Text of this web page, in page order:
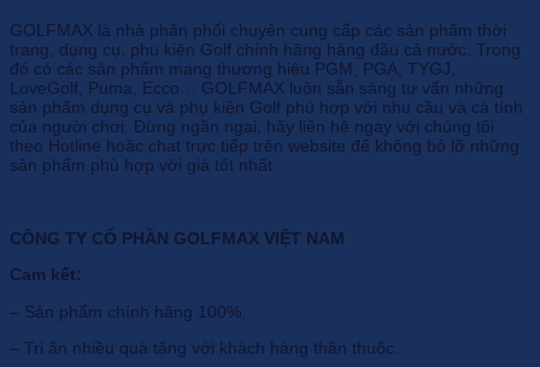
GOLFMAX là nhà phân phối chuyên cung cấp các sản phẩm thời
trang, dụng cụ, phụ kiện Golf chính hãng hàng đầu cả nước. Trong
đó có các sản phẩm mang thương hiệu PGM, PGA, TYGJ,
LoveGolf, Puma, Ecco… GOLFMAX luôn sẵn sàng tư vấn những
sản phẩm dụng cụ và phụ kiện Golf phù hợp với nhu cầu và cá tính
của người chơi. Đừng ngần ngại, hãy liên hệ ngay với chúng tôi
theo Hotline hoặc chat trực tiếp trên website để không bỏ lỡ những
sản phẩm phù hợp với giá tốt nhất.
CÔNG TY CỔ PHẦN GOLFMAX VIỆT NAM
Cam kết:
– Sản phẩm chính hãng 100%.
– Tri ân nhiều quà tặng với khách hàng thân thuộc.